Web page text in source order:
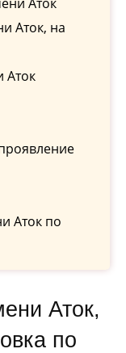
Аток, на
Аток
Аток по
по